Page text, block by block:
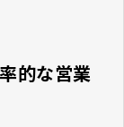
的な営業